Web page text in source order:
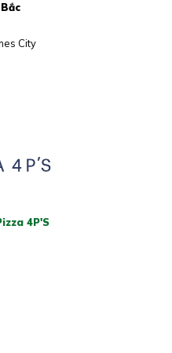
City
4P'S